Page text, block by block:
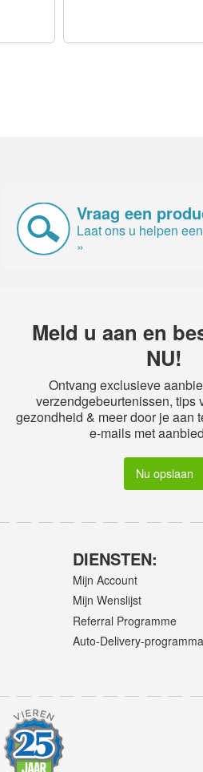
Vraag een
Laat ons u helpen
»
Meld u aan en
NU!
Ontvang exclusieve
verzendgebeurtenissen, tips
gezondheid & meer door je aan
e-mails met
Nu opslaan
DIENSTEN:
Mijn Account
Mijn Wenslijst
Referral Programme
Auto-Delivery-programma